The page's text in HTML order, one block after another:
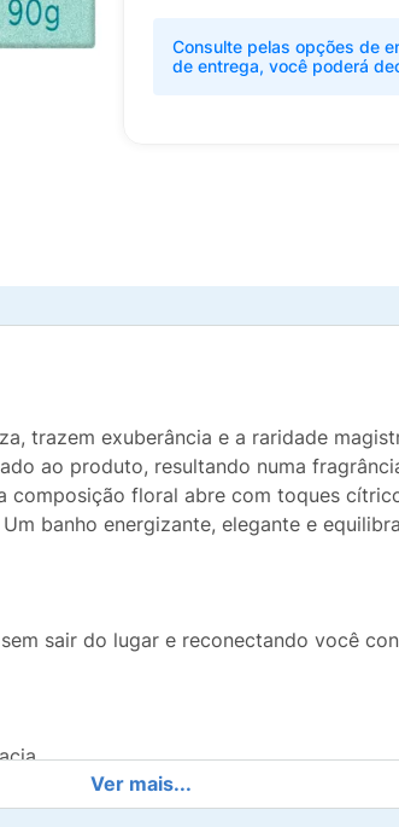
Consulte pelas opções de
de entrega, você poderá
trazem exuberância e a raridade
ao produto, resultando numa
composição floral abre com toques
banho energizante, elegante e
sair do lugar e reconectando você
Ver mais...